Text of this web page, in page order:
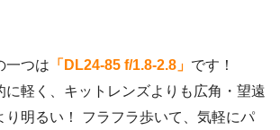
一つは 「DL24-85 f/1.8-2.8」 です！
に軽く、キットレンズよりも広角・望遠
り明るい！ フラフラ歩いて、気軽にパ